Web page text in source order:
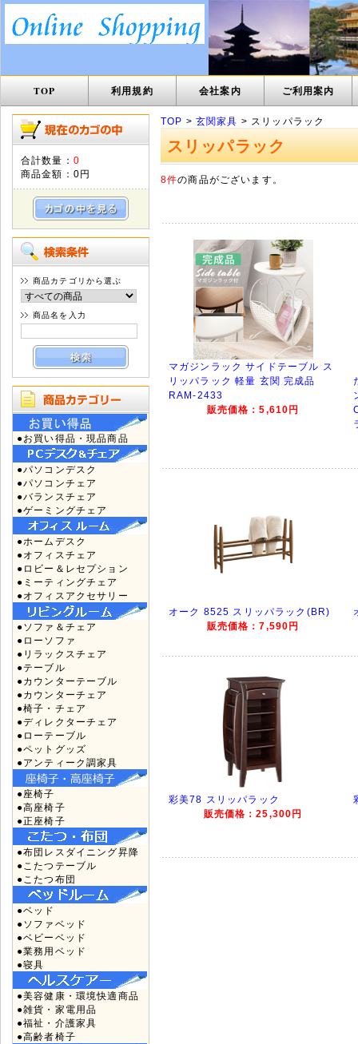
TOP 利用規約 会社案内 ご利用案内
合計数量： 0
商品金額： 0円
商品カテゴリから選ぶ
商品名を入力
●お買い得品・現品商品
●パソコンデスク
●パソコンチェア
●バランスチェア
●ゲーミングチェア
●ホームデスク
●オフィスチェア
●ロビー＆レセプション
●ミーティングチェア
●オフィスアクセサリー
●ソファ＆チェア
●ローソファ
●リラックスチェア
●テーブル
●カウンターテーブル
●カウンターチェア
●椅子・チェア
●ディレクターチェア
●ローテーブル
●ペットグッズ
●アンティーク調家具
●座椅子
●高座椅子
●正座椅子
●布団レスダイニング昇降
●こたつテーブル
●こたつ布団
●ベッド
●ソファベッド
●ベビーベッド
●業務用ベッド
●寝具
●美容健康・環境快適商品
●雑貨・家電用品
●福祉・介護家具
●高齢者椅子
TOP > 玄関家具 > スリッパラック
スリッパラック
8件の商品がございます。
マガジンラック サイドテーブル ス
リッパラック 軽量 玄関 完成品
RAM-2433
販売価格：5,610円
オーク 8525 スリッパラック(BR)
販売価格：7,590円
彩美78 スリッパラック
販売価格：25,300円